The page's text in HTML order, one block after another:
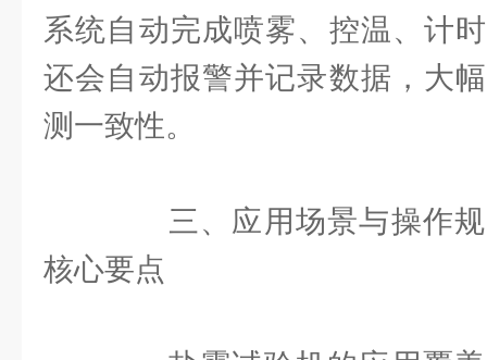
系统自动完成喷雾、控温、计
还会自动报警并记录数据，大
测一致性。
三、应用场景与操作规
核心要点